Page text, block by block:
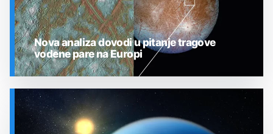
SVEMIR
Nova analiza dovodi u pitanje tragove
vodene pare na Europi